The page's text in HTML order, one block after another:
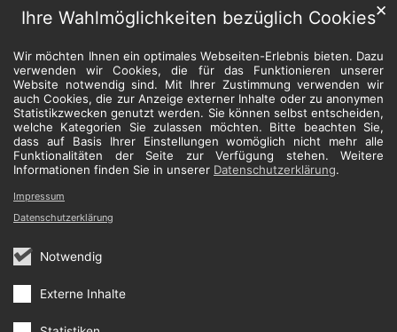
Ihre Wahlmöglichkeiten bezüglich Cookies
Wir möchten Ihnen ein optimales Webseiten-Erlebnis bieten. Dazu
verwenden wir Cookies, die für das Funktionieren unserer
Website notwendig sind. Mit Ihrer Zustimmung verwenden wir
auch Cookies, die zur Anzeige externer Inhalte oder zu anonymen
Statistikzwecken genutzt werden. Sie können selbst entscheiden,
welche Kategorien Sie zulassen möchten. Bitte beachten Sie,
dass auf Basis Ihrer Einstellungen womöglich nicht mehr alle
Funktionalitäten der Seite zur Verfügung stehen. Weitere
Informationen finden Sie in unserer Datenschutzerklärung.
Notwendig
Externe Inhalte
✕
Impressum
Datenschutzerklärung